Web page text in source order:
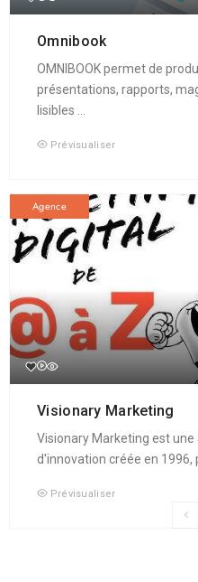
Omnibook
OMNIBOOK permet de
présentations, rapports,
lisibles ...
Prévisualiser
Agence
Visionary Marketing
Visionary Marketing est
d'innovation créée en 1996,
Prévisualiser